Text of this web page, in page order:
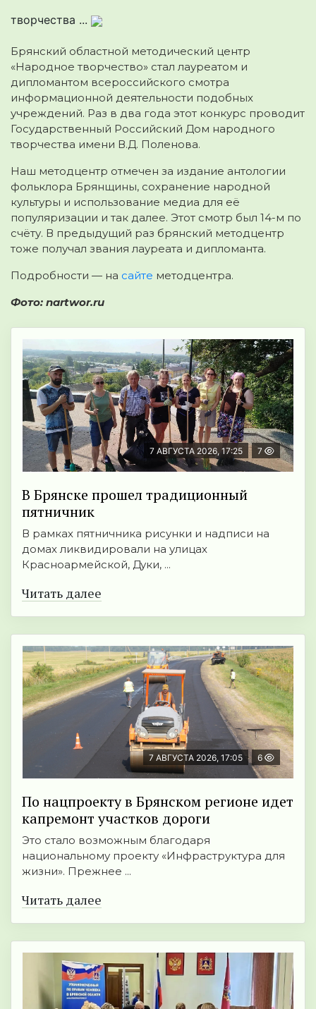
творчества ...
Брянский областной методический центр
«Народное творчество» стал лауреатом и
дипломантом всероссийского смотра
информационной деятельности подобных
учреждений. Раз в два года этот конкурс проводит
Государственный Российский Дом народного
творчества имени В.Д. Поленова.
Наш методцентр отмечен за издание антологии
фольклора Брянщины, сохранение народной
культуры и использование медиа для её
популяризации и так далее. Этот смотр был 14-м по
счёту. В предыдущий раз брянский методцентр
тоже получал звания лауреата и дипломанта.
Подробности — на сайте методцентра.
Фото: nartwor.ru
7 АВГУСТА 2026, 17:25 7
В Брянске прошел традиционный
пятничник
В рамках пятничника рисунки и надписи на
домах ликвидировали на улицах
Красноармейской, Дуки, ...
Читать далее
7 АВГУСТА 2026, 17:05 6
По нацпроекту в Брянском регионе идет
капремонт участков дороги
Это стало возможным благодаря
национальному проекту «Инфраструктура для
жизни». Прежнее ...
Читать далее